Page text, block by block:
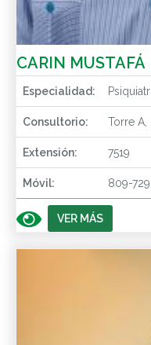
CARIN MUSTAFÁ
Especialidad:
Consultorio: Torre A,
Extensión: 7519
Móvil: 809-
VER MÁS